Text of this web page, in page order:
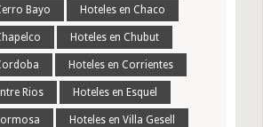
Bayo Hoteles en Chaco
Hoteles en Chubut
Hoteles en Corrientes
Rios Hoteles en Esquel
Hoteles en Villa Gesell